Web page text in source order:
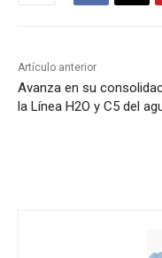
Artículo anterior
Avanza en su
la Línea H2O y C5 del